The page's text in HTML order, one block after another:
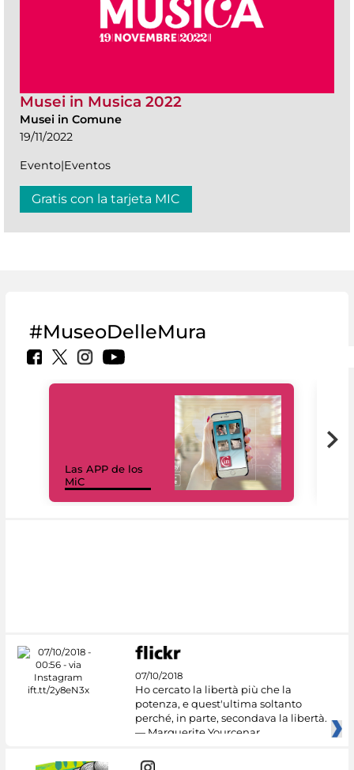
Musei in Musica 2022
Musei in Comune
19/11/2022
Evento|Eventos
Gratis con la tarjeta MIC
#MuseoDelleMura
Las APP de los
MiC
07/10/2018
Ho cercato la libertà più che la
potenza, e quest'ultima soltanto
perché, in parte, secondava la libertà.
— Marguerite Yourcenar